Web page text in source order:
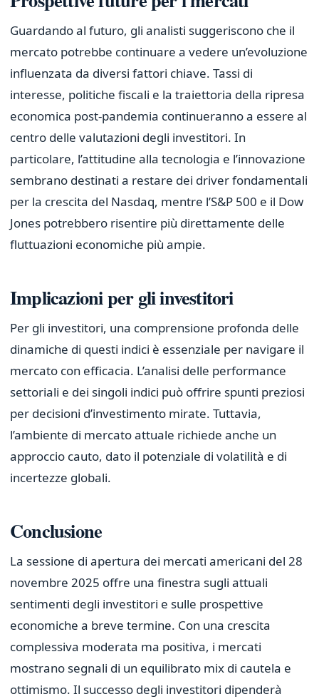
Guardando al futuro, gli analisti suggeriscono che il
mercato potrebbe continuare a vedere un’evoluzione
influenzata da diversi fattori chiave. Tassi di
interesse, politiche fiscali e la traiettoria della ripresa
economica post-pandemia continueranno a essere al
centro delle valutazioni degli investitori. In
particolare, l’attitudine alla tecnologia e l’innovazione
sembrano destinati a restare dei driver fondamentali
per la crescita del Nasdaq, mentre l’S&P 500 e il Dow
Jones potrebbero risentire più direttamente delle
fluttuazioni economiche più ampie.
Implicazioni per gli investitori
Per gli investitori, una comprensione profonda delle
dinamiche di questi indici è essenziale per navigare il
mercato con efficacia. L’analisi delle performance
settoriali e dei singoli indici può offrire spunti preziosi
per decisioni d’investimento mirate. Tuttavia,
l’ambiente di mercato attuale richiede anche un
approccio cauto, dato il potenziale di volatilità e di
incertezze globali.
Conclusione
La sessione di apertura dei mercati americani del 28
novembre 2025 offre una finestra sugli attuali
sentimenti degli investitori e sulle prospettive
economiche a breve termine. Con una crescita
complessiva moderata ma positiva, i mercati
mostrano segnali di un equilibrato mix di cautela e
ottimismo. Il successo degli investitori dipenderà